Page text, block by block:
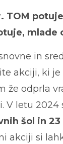
TOM
mlade
in
akciji, ki
že odprla
V letu 2024
šol in
akciji si